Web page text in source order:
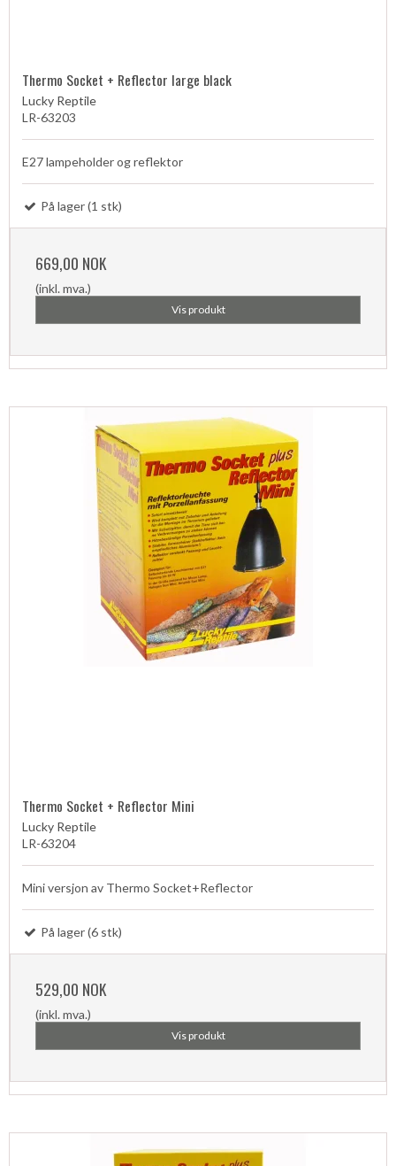
Thermo Socket + Reflector large black
Lucky Reptile
LR-63203
E27 lampeholder og reflektor
På lager (1 stk)
669,00 NOK
(inkl. mva.)
Vis produkt
Thermo Socket + Reflector Mini
Lucky Reptile
LR-63204
Mini versjon av Thermo Socket+Reflector
På lager (6 stk)
529,00 NOK
(inkl. mva.)
Vis produkt